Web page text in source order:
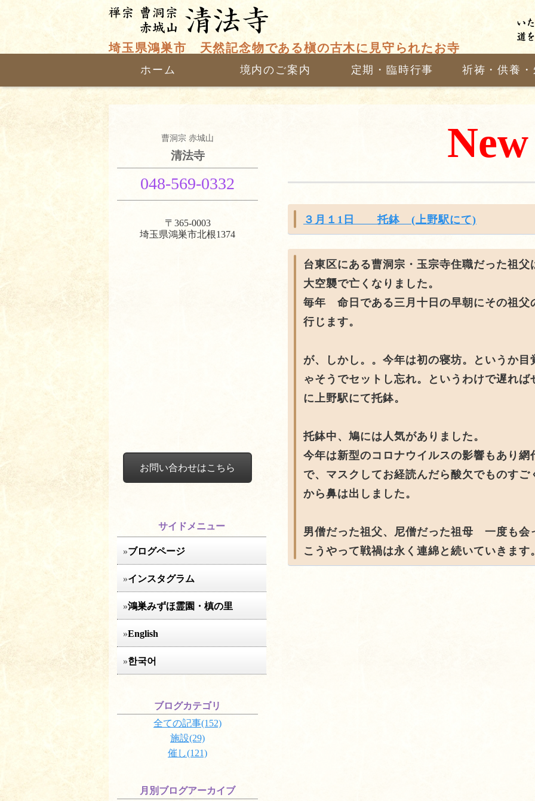
曹洞宗 赤城山清法寺 ｜埼玉県鴻巣市
埼玉県鴻巣市 天然記念物である槇の古木に見守られたお寺
ホーム 境内のご案内 定期・臨時行事 祈祷・供養
New
３月１1日 托鉢 (上野駅にて)
台東区にある曹洞宗・玉宗寺住職だった祖
大空襲で亡くなりました。
毎年 命日である三月十日の早朝にその祖父
行じます。
が、しかし。。今年は初の寝坊。というか
ゃそうでセットし忘れ。というわけで遅れ
に上野駅にて托鉢。
托鉢中、鳩には人気がありました。
今年は新型のコロナウイルスの影響もあり
で、マスクしてお経読んだら酸欠でものす
から鼻は出しました。
男僧だった祖父、尼僧だった祖母 一度も会
こうやって戦禍は永く連綿と続いていきます
曹洞宗 赤城山
清法寺
048-569-0332
〒365-0003
埼玉県鴻巣市北根1374
お問い合わせはこちら
サイドメニュー
ブログページ
インスタグラム
鴻巣みずほ霊園・槙の里
English
한국어
ブログカテゴリ
全ての記事(152)
施設(29)
催し(121)
月別ブログアーカイブ